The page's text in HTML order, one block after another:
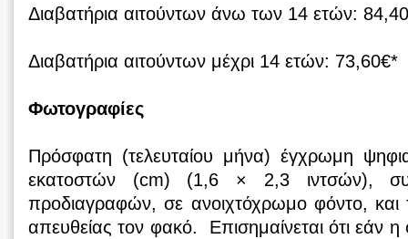
Διαβατήρια αιτούντων άνω των 14 ετών:
Διαβατήρια αιτούντων μέχρι 14 ετών: 73,60€*
Φωτογραφίες
Πρόσφατη (τελευταίου μήνα) έγχρωμη
εκατοστών (cm) (1,6 × 2,3 ιντσών),
προδιαγραφών, σε ανοιχτόχρωμο φόντο, και
απευθείας τον φακό. Επισημαίνεται ότι εάν